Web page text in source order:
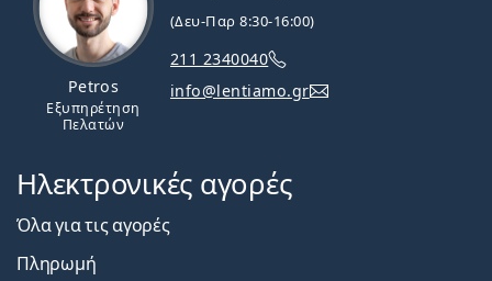
Petros
Εξυπηρέτηση
Πελατών
(Δευ-Παρ 8:30-16:00)
211 2340040
info@lentiamo.gr
Ηλεκτρονικές αγορές
Όλα για τις αγορές
Πληρωμή